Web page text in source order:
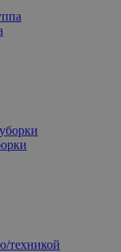
техникой